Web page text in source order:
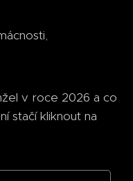
v roce 2026 a co
stačí kliknout na